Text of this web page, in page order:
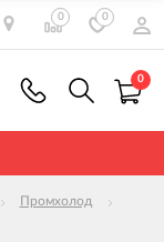
0 0
0
Промхолод